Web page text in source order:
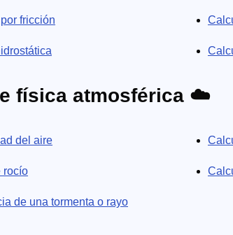
fricción
física atmosférica ☁️
del aire
rocío
de una tormenta o rayo